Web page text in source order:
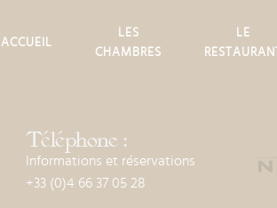
ACCUEIL
LES
CHAMBRES
LE
RESTAURANT
Téléphone :
Informations et réservations
+33 (0)4 66 37 05 28